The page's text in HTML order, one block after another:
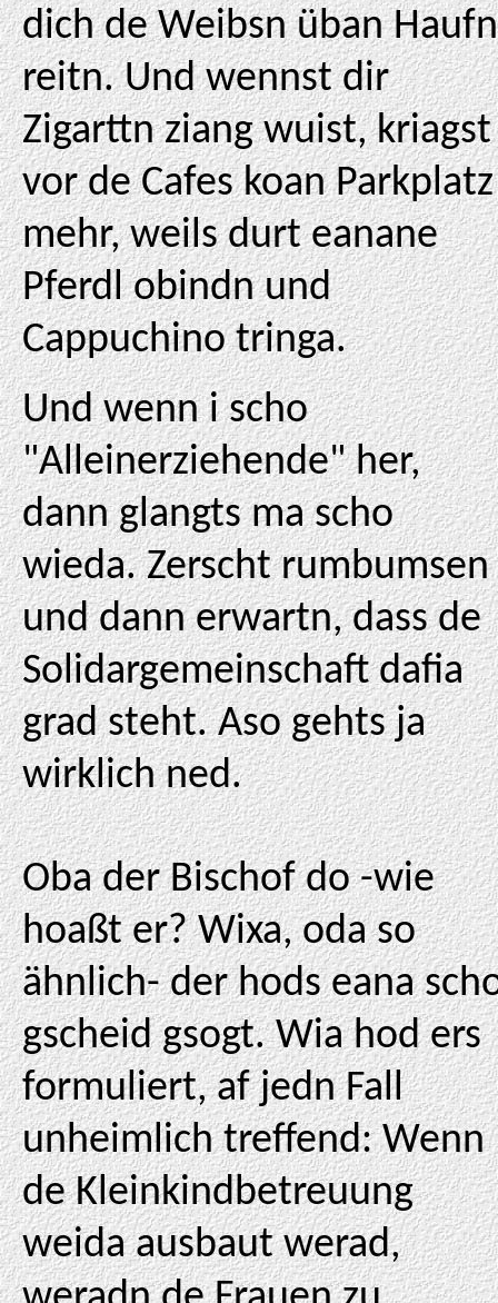
dich de Weibsn üban Haufn
reitn. Und wennst dir
Zigarttn ziang wuist, kriagst
vor de Cafes koan Parkplatz
mehr, weils durt eanane
Pferdl obindn und
Cappuchino tringa.
Und wenn i scho
"Alleinerziehende" her,
dann glangts ma scho
wieda. Zerscht rumbumsen
und dann erwartn, dass de
Solidargemeinschaft dafia
grad steht. Aso gehts ja
wirklich ned.
Oba der Bischof do -wie
hoaßt er? Wixa, oda so
ähnlich- der hods eana
gscheid gsogt. Wia hod ers
formuliert, af jedn Fall
unheimlich treffend: Wenn
de Kleinkindbetreuung
weida ausbaut werad,